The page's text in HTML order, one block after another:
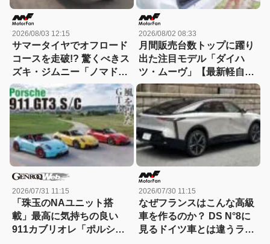
2026/08/03 12:15
サマータイヤでオフロード
コースを走破!? 驚くべきス
ズキ・ジムニー「ノマド」
の走破性！1型→2型への進
化にも注目!!
2026/08/02 08:33
月間販売台数トップに躍り
出た注目モデル「ダイハ
ツ・ムーヴ」【最新軽自動
車 車種別解説 DAIHATSU
MOVE】
2026/07/31 11:15
「珠玉のNAユニット搭
載」最高に気持ちの良い
911カブリオレ「ポルシェ
2026/07/30 11:15
なぜフランスはこんな高級
車を作るのか？ DS N°8に
見るドイツ車とは違うラグ